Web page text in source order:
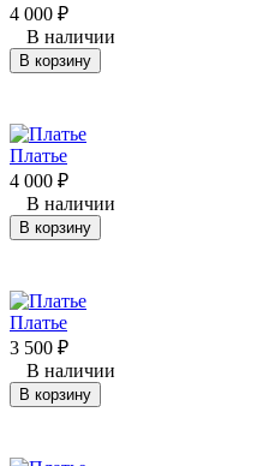
4 000 ₽
В наличии
В корзину
Платье
4 000 ₽
В наличии
В корзину
Платье
3 500 ₽
В наличии
В корзину